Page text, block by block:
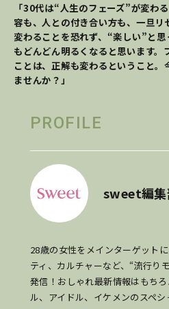
「30代は“人生のフェーズ”が変わ
容も、人との付き合い方も、一旦リ
変わることを恐れず、“楽しい”と
もどんどん明るくなると思います。
ことは、正解も変わるということ
ませんか？」
PROFILE
sweet編集
28歳の女性をメインターゲット
ティ、カルチャーなど、“流行り
発信！おしゃれ最新情報はもち
ル、アイドル、イケメンのスペ